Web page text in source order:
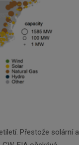
Přestože solární a